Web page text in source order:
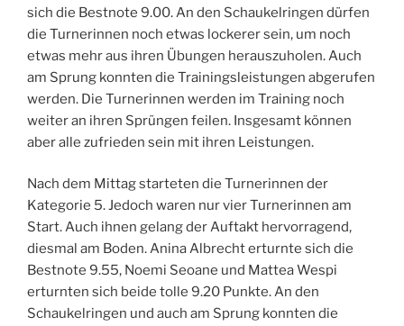
sich die Bestnote 9.00. An den Schaukelringen dürfen
die Turnerinnen noch etwas lockerer sein, um noch
etwas mehr aus ihren Übungen herauszuholen. Auch
am Sprung konnten die Trainingsleistungen abgerufen
werden. Die Turnerinnen werden im Training noch
weiter an ihren Sprüngen feilen. Insgesamt können
aber alle zufrieden sein mit ihren Leistungen.
Nach dem Mittag starteten die Turnerinnen der
Kategorie 5. Jedoch waren nur vier Turnerinnen am
Start. Auch ihnen gelang der Auftakt hervorragend,
diesmal am Boden. Anina Albrecht erturnte sich die
Bestnote 9.55, Noemi Seoane und Mattea Wespi
erturnten sich beide tolle 9.20 Punkte. An den
Schaukelringen und auch am Sprung konnten die